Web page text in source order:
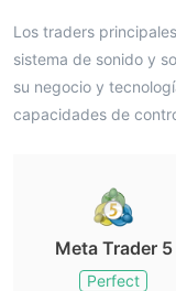
Los traders
sistema de sonido y
su negocio y
capacidades de
Meta Trader 5
Perfect